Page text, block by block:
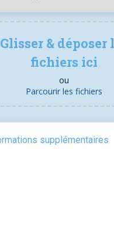
Glisser & déposer
fichiers ici
ou
Parcourir les fichiers